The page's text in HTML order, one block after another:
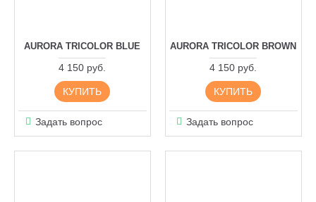
AURORA TRICOLOR BLUE
4 150 руб.
КУПИТЬ
Задать вопрос
AURORA TRICOLOR BROWN
4 150 руб.
КУПИТЬ
Задать вопрос